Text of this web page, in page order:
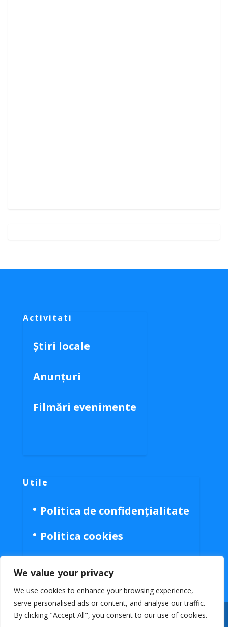
We value your privacy
We use cookies to enhance your browsing experience,
serve personalised ads or content, and analyse our traffic.
By clicking "Accept All", you consent to our use of cookies.
Activitati
Știri locale
Anunțuri
Filmări evenimente
Utile
Politica de confidențialitate
Politica cookies